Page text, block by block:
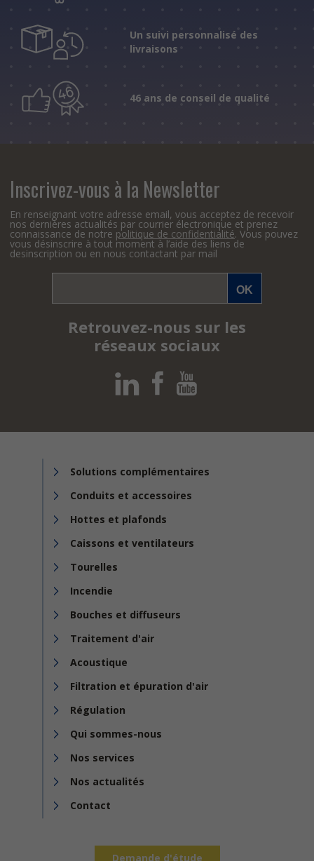
Un suivi personnalisé des
livraisons
46 ans de conseil de qualité
Inscrivez-vous à la Newsletter
En renseignant votre adresse email, vous acceptez de recevoir
nos dernières actualités par courrier électronique et prenez
connaissance de notre politique de confidentialité. Vous pouvez
vous désinscrire à tout moment à l’aide des liens de
desinscription ou en nous contactant par mail
Retrouvez-nous sur les
réseaux sociaux
Solutions complémentaires
Conduits et accessoires
Hottes et plafonds
Caissons et ventilateurs
Tourelles
Incendie
Bouches et diffuseurs
Traitement d'air
Acoustique
Filtration et épuration d'air
Régulation
Qui sommes-nous
Nos services
Nos actualités
Contact
Demande d'étude